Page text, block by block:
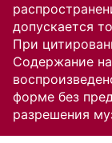
допускается
При
Содержание
форме без
разрешения